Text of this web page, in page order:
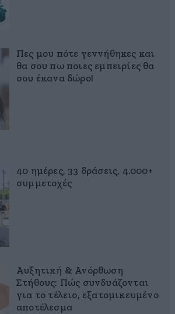
Πες μου πότε γεννήθηκες και
θα σου πω ποιες εμπειρίες θα
σου έκανα δώρο!
40 ημέρες, 33 δράσεις, 4.000+
συμμετοχές
Αυξητική & Ανόρθωση
Στήθους: Πώς συνδυάζονται
για το τέλειο, εξατομικευμένο
αποτέλεσμα